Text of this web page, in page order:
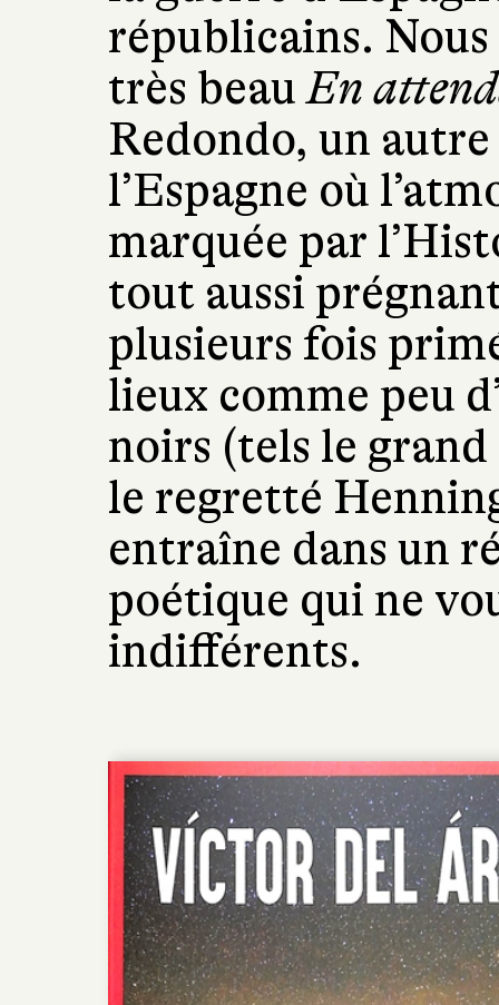
républicains.
très beauEn
Redondo, un
l’Espagne où
marquée par
tout aussi
plusieurs fois
lieux comme peu
noirs (tels le grand
le regretté
entraîne dans un
poétique qui ne
indifférents.